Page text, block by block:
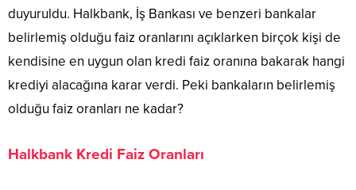
duyuruldu. Halkbank, İş Bankası ve benzeri bankalar
belirlemiş olduğu faiz oranlarını açıklarken birçok kişi de
kendisine en uygun olan kredi faiz oranına bakarak hangi
krediyi alacağına karar verdi. Peki bankaların belirlemiş
olduğu faiz oranları ne kadar?
Halkbank Kredi Faiz Oranları